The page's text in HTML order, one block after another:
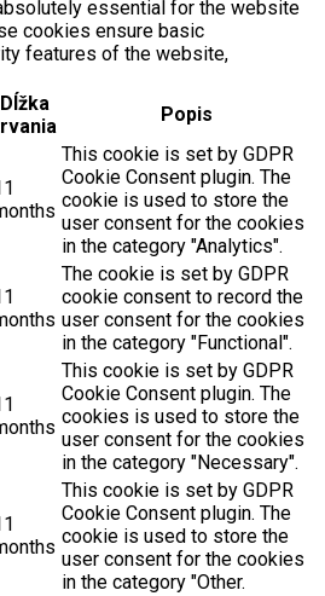
essential for the website
cookies ensure basic
features of the website,
Dĺžka
Popis
This cookie is set by GDPR
Cookie Consent plugin. The
cookie is used to store the
user consent for the cookies
in the category "Analytics".
The cookie is set by GDPR
cookie consent to record the
user consent for the cookies
in the category "Functional".
This cookie is set by GDPR
Cookie Consent plugin. The
cookies is used to store the
user consent for the cookies
in the category "Necessary".
This cookie is set by GDPR
Cookie Consent plugin. The
cookie is used to store the
user consent for the cookies
in the category "Other.